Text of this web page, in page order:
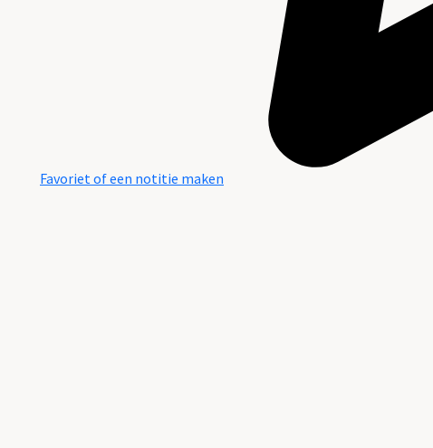
Favoriet of een notitie maken